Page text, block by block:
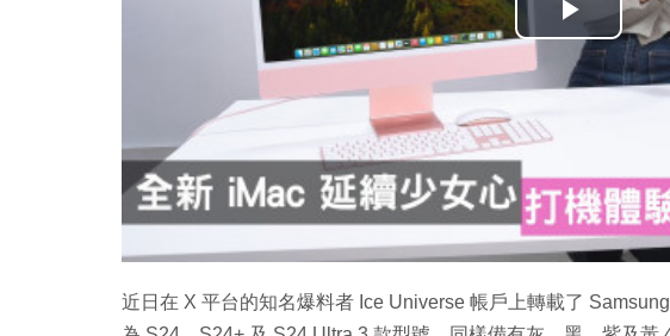
播
放
片
近日在 X 平台的知名爆料者 Ice Universe 帳戶上轉載了